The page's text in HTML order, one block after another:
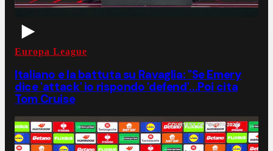
Europa League
Italiano e la battuta su Ravaglia: "Se Emery
dice 'attack' io rispondo 'defend'...Poi cita
Tom Cruise